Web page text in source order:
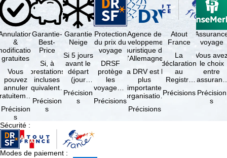
&
gratuites
Vous
pouvez
annuler
suivant
la
à …
Précision
s
Garantie-
Best-
Price
Si, à
prestations
incluses
équivalentes
réserve de
disponibilités,
Précision
s
Garantie
Neige
Si 5 jours
avant le
départ
(jour
d'arrivée),
tous les
domaines
Précision
s
Protection
du prix du
voyage
DRSF
protège
les
voyageurs
réservent
Précisions
Agence de
développement
touristique de
l'Allemagne
La DRV est la
plus
importante
organisation
professionnels
Précisions
Atout
France
La
déclaration
au
Registre
Opérateurs
Précisions
voyage
Vous
le choix
entre
et
Précision
s
Sécurité :
Modes de paiement :